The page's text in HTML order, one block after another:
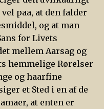
paa, at den falder
og at man
for Livets
mellem Aarsag og
hemmelige Rørelser
og haarfine
et Sted i en af de
at enten er